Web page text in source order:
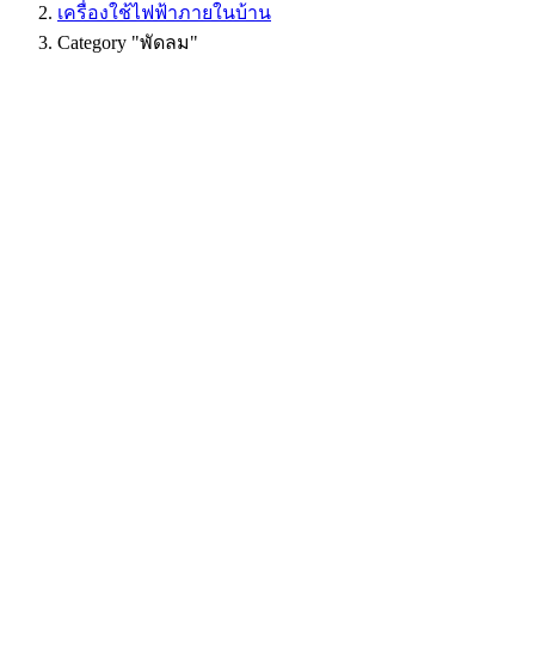
เครื่องใช้ไฟฟ้าภายในบ้าน
Category "พัดลม"